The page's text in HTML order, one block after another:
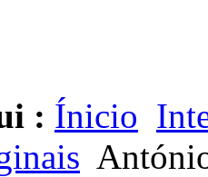
: Ínicio